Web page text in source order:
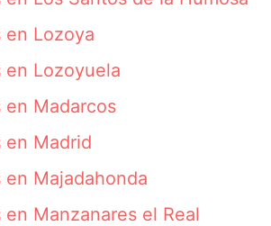
en Lozoya
en Lozoyuela
en Madarcos
en Madrid
en Majadahonda
en Manzanares el Real